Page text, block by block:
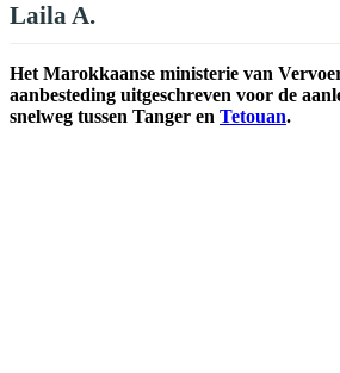
Laila A.
Het Marokkaanse ministerie van
aanbesteding uitgeschreven voor de
snelweg tussen Tanger en Tetouan.